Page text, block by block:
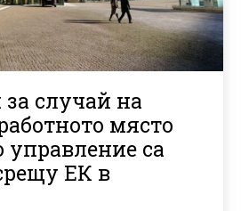
за случай на
място
управление са
ЕК в